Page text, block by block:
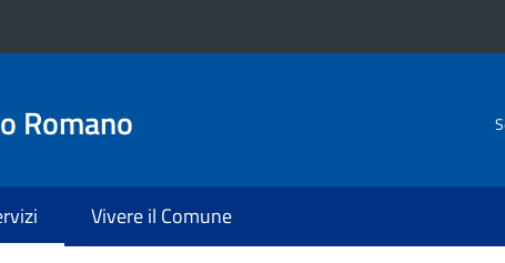
Romano
Vivere il Comune